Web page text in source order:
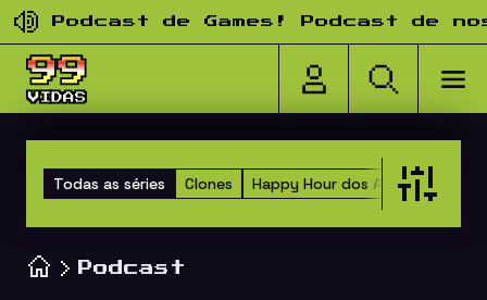
Pular para o conteúdo
Podcast de Games! Podcast de
Todas as séries Clones Happy Hour dos Amigos
Podcast